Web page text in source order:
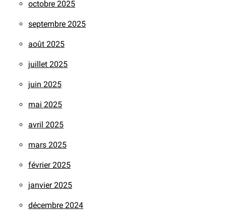
octobre 2025
septembre 2025
août 2025
juillet 2025
juin 2025
mai 2025
avril 2025
mars 2025
février 2025
janvier 2025
décembre 2024